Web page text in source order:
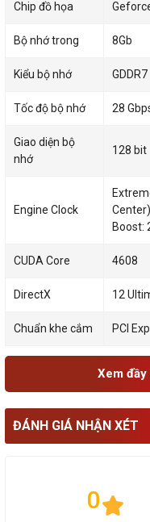
Chip đồ họa
Bộ nhớ trong 8Gb
Kiểu bộ nhớ GDDR7
Tốc độ bộ nhớ 28
Giao diện bộ
nhớ
128 bit
Engine Clock
Center)
Boost:
CUDA Core 4608
DirectX 12
Chuẩn khe cắm PCI
Xem
ĐÁNH GIÁ NHẬN XÉT
0